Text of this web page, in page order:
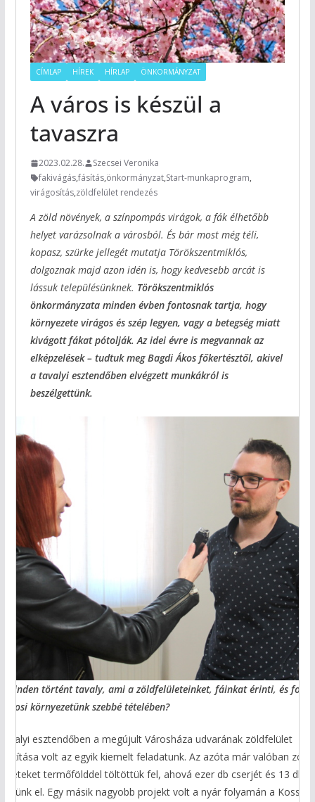
CÍMLAP HÍREK HÍRLAP ÖNKORMÁNYZAT
A város is készül a
tavaszra
2023.02.28.
Szecsei Veronika
fakivágás,fásítás,önkormányzat,Start-munkaprogram,
virágosítás,zöldfelület rendezés
A zöld növények, a színpompás virágok, a fák élhetőbb
helyet varázsolnak a városból. És bár most még téli,
kopasz, szürke jellegét mutatja Törökszentmiklós,
dolgoznak majd azon idén is, hogy kedvesebb arcát is
lássuk településünknek. Törökszentmiklós
önkormányzata minden évben fontosnak tartja, hogy
környezete virágos és szép legyen, vagy a betegség miatt
kivágott fákat pótolják. Az idei évre is megvannak az
elképzelések – tudtuk meg Bagdi Ákos főkertésztől, akivel
a tavalyi esztendőben elvégzett munkákról is
beszélgettünk.
minden történt tavaly, ami a zöldfelületeinket, fáinkat érinti, és
környezetünk szebbé tételében?
esztendőben a megújult Városháza udvarának zöldfelület
volt az egyik kiemelt feladatunk. Az azóta már valóban zöld
termőfölddel töltöttük fel, ahová ezer db cserjét és 13 db
el. Egy másik nagyobb projekt volt a nyár folyamán a Kossuth